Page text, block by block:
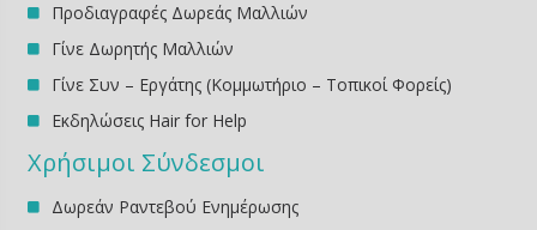
Προδιαγραφές Δωρεάς Μαλλιών
Γίνε Δωρητής Μαλλιών
Γίνε Συν – Εργάτης (Κομμωτήριο – Τοπικοί Φορείς)
Εκδηλώσεις Ηair for Help
Χρήσιμοι Σύνδεσμοι
Δωρεάν Ραντεβού Ενημέρωσης